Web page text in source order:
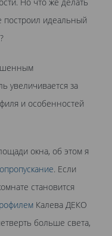
Но что же делать
построил идеальный
увеличивается за
и особенностей
окна, об этом я
. Если
становится
Калева ДЕКО
больше света,